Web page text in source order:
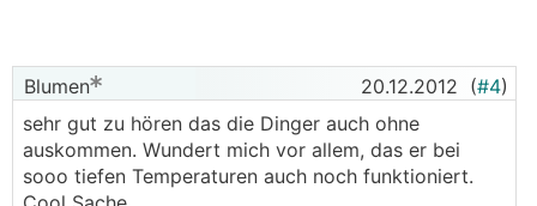
Blumen 20.12.2012 (#4)
sehr gut zu hören das die Dinger auch ohne
auskommen. Wundert mich vor allem, das er bei
sooo tiefen Temperaturen auch noch funktioniert.